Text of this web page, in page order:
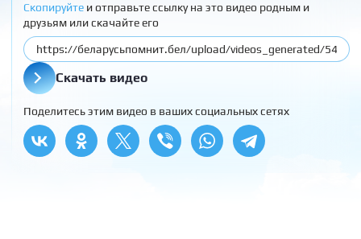
Скопируйтеи отправьте ссылку на это видео родным и
друзьям или скачайте его
Скачать видео
Поделитесь этим видео в ваших социальных сетях